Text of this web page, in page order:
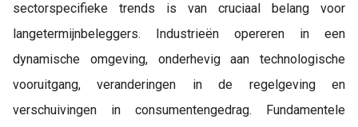
sectorspecifieke trends is van cruciaal belang voor
langetermijnbeleggers. Industrieën opereren in een
dynamische omgeving, onderhevig aan technologische
vooruitgang, veranderingen in de regelgeving en
verschuivingen in consumentengedrag. Fundamentele